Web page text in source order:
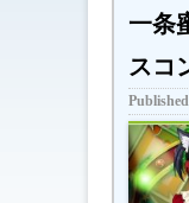
一条
スコ
Published